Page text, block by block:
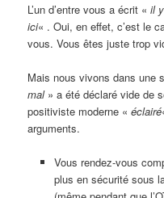
L’un d’entre vous a écrit «il
ici« . Oui, en effet, c’est le
vous. Vous êtes juste trop
Mais nous vivons dans une
mal» a été déclaré vide de
positiviste moderne «éclairé
arguments.
Vous rendez-vous
plus en sécurité sous